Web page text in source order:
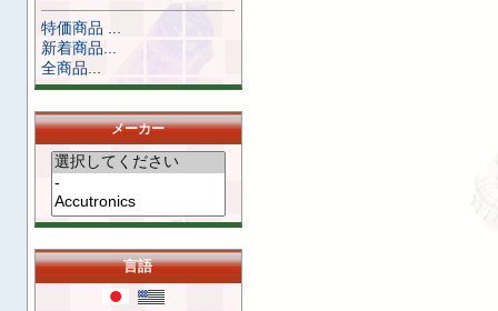
特価商品 ...
新着商品...
全商品...
メーカー
言語